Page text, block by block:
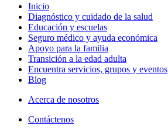
Inicio
Diagnóstico y cuidado de la salud
Educación y escuelas
Seguro médico y ayuda económica
Apoyo para la familia
Transición a la edad adulta
Encuentra servicios, grupos y eventos
Blog
Acerca de nosotros
Contáctenos